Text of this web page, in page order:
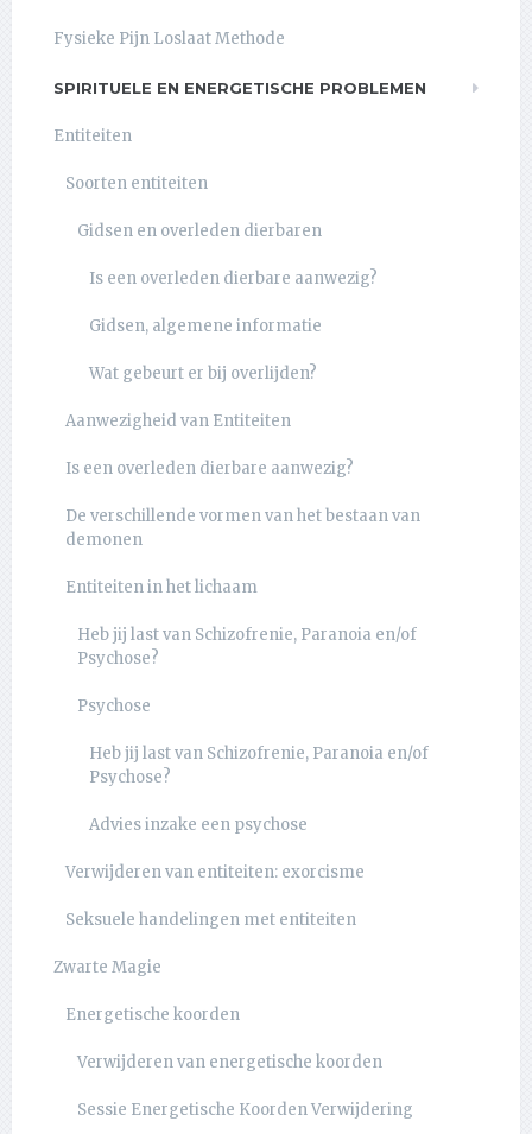
Fysieke Pijn Loslaat Methode
SPIRITUELE EN ENERGETISCHE PROBLEMEN
Entiteiten
Soorten entiteiten
Gidsen en overleden dierbaren
Is een overleden dierbare aanwezig?
Gidsen, algemene informatie
Wat gebeurt er bij overlijden?
Aanwezigheid van Entiteiten
Is een overleden dierbare aanwezig?
De verschillende vormen van het bestaan van
demonen
Entiteiten in het lichaam
Heb jij last van Schizofrenie, Paranoia en/of
Psychose?
Psychose
Heb jij last van Schizofrenie, Paranoia en/of
Psychose?
Advies inzake een psychose
Verwijderen van entiteiten: exorcisme
Seksuele handelingen met entiteiten
Zwarte Magie
Energetische koorden
Verwijderen van energetische koorden
Sessie Energetische Koorden Verwijdering